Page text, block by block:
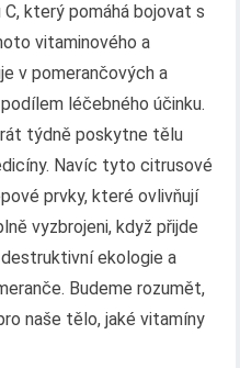
který pomáhá bojovat s
vitaminového a
v pomerančových a
léčebného účinku.
týdně poskytne tělu
Navíc tyto citrusové
prvky, které ovlivňují
vyzbrojeni, když přijde
ekologie a
Budeme rozumět,
naše tělo, jaké vitamíny